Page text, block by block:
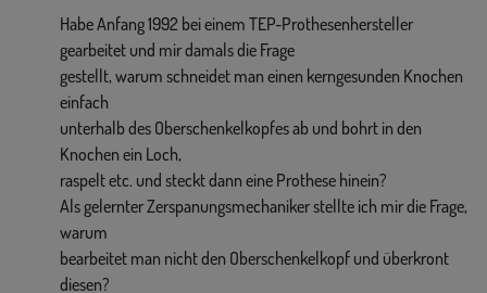
Habe Anfang 1992 bei einem TEP-Prothesenhersteller
gearbeitet und mir damals die Frage
gestellt, warum schneidet man einen kerngesunden Knochen
einfach
unterhalb des Oberschenkelkopfes ab und bohrt in den
Knochen ein Loch,
raspelt etc. und steckt dann eine Prothese hinein?
Als gelernter Zerspanungsmechaniker stellte ich mir die Frage,
warum
bearbeitet man nicht den Oberschenkelkopf und überkront
diesen?